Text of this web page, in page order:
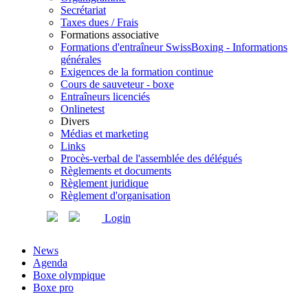
Secrétariat
Taxes dues / Frais
Formations associative
Formations d'entraîneur SwissBoxing - Informations
générales
Exigences de la formation continue
Cours de sauveteur - boxe
Entraîneurs licenciés
Onlinetest
Divers
Médias et marketing
Links
Procès-verbal de l'assemblée des délégués
Règlements et documents
Règlement juridique
Règlement d'organisation
Login
News
Agenda
Boxe olympique
Boxe pro